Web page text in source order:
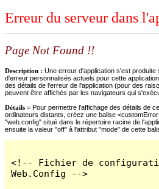
Erreur du serveur dans
Page Not Found !!
Description : Une erreur d'application s'est
d'erreur personnalisés actuels pour cette
des détails de l'erreur de l'application (pour des
peuvent être affichés par les navigateurs qui
Détails = Pour permettre l'affichage des détails de
ordinateurs distants, créez une balise
"web.config" situé dans le répertoire racine de
ensuite la valeur "off" à l'attribut "mode" de cette
<!-- Fichier de
Web.Config -->